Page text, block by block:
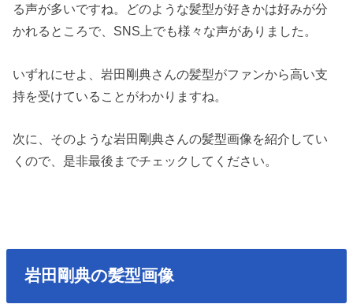
る声が多いですね。どのような髪型が好きかは好みが分
かれるところで、SNS上でも様々な声がありました。
いずれにせよ、岩田剛典さんの髪型がファンから高い支
持を受けていることがわかりますね。
次に、そのような岩田剛典さんの髪型画像を紹介してい
くので、是非最後までチェックしてください。
岩田剛典の髪型画像